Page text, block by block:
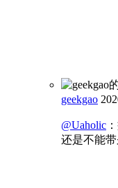
geekgao
@Uaholic ：
还是不能带